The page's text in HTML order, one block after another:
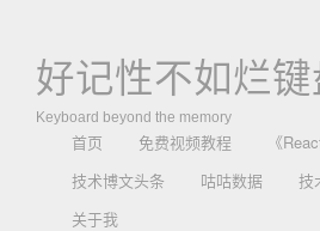
好记性不如烂键
Keyboard beyond the memory
首页 免费视频教程
《
技术博文头条
咕咕数据 技
关于我